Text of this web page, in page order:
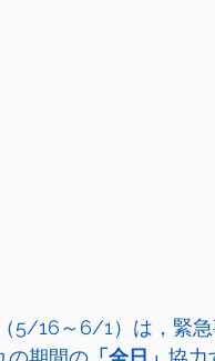
5/16～6/1）は，緊